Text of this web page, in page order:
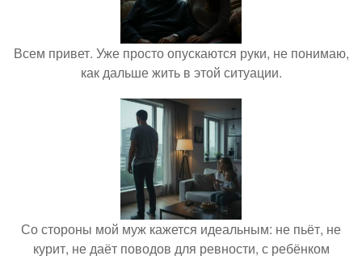
Всем привет. Уже просто опускаются руки, не понимаю,
как дальше жить в этой ситуации.
Со стороны мой муж кажется идеальным: не пьёт, не
курит, не даёт поводов для ревности, с ребёнком